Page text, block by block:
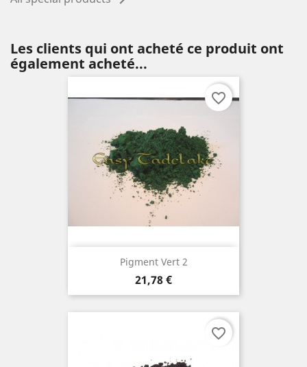
Les clients qui ont acheté ce produit ont
également acheté...
Pigment Vert 2
Prix
21,78 €
favorite_border
favorite_border